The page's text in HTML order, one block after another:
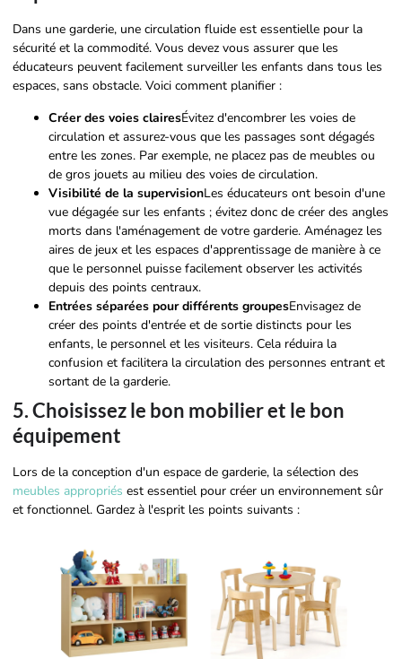
Dans une garderie, une circulation fluide est essentielle pour la
sécurité et la commodité. Vous devez vous assurer que les
éducateurs peuvent facilement surveiller les enfants dans tous les
espaces, sans obstacle. Voici comment planifier :
Créer des voies clairesÉvitez d'encombrer les voies de
circulation et assurez-vous que les passages sont dégagés
entre les zones. Par exemple, ne placez pas de meubles ou
de gros jouets au milieu des voies de circulation.
Visibilité de la supervisionLes éducateurs ont besoin d'une
vue dégagée sur les enfants ; évitez donc de créer des angles
morts dans l'aménagement de votre garderie. Aménagez les
aires de jeux et les espaces d'apprentissage de manière à ce
que le personnel puisse facilement observer les activités
depuis des points centraux.
Entrées séparées pour différents groupesEnvisagez de
créer des points d'entrée et de sortie distincts pour les
enfants, le personnel et les visiteurs. Cela réduira la
confusion et facilitera la circulation des personnes entrant et
sortant de la garderie.
5. Choisissez le bon mobilier et le bon
équipement
Lors de la conception d'un espace de garderie, la sélection des
meubles appropriés est essentiel pour créer un environnement sûr
et fonctionnel. Gardez à l'esprit les points suivants :